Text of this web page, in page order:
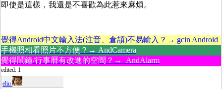
即使是這樣，我還是不喜歡為此惹來麻煩。
覺得Android中文輸入法(注音、倉頡)不易輸入？→ gcin Android
手機照相看照片不方便？→ AndCamera
覺得鬧鐘/行事曆有改進的空間？→ AndAlarm
edited: 1
eliu